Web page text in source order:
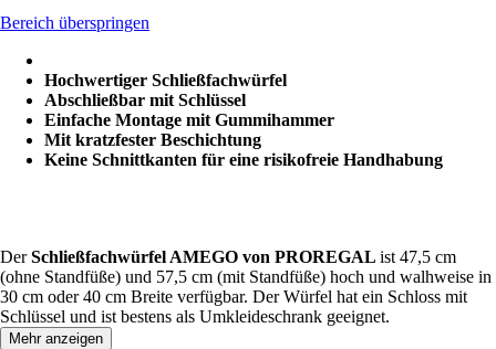
Bereich überspringen
Hochwertiger Schließfachwürfel
Abschließbar mit Schlüssel
Einfache Montage mit Gummihammer
Mit kratzfester Beschichtung
Keine Schnittkanten für eine risikofreie Handhabung
DerSchließfachwürfel AMEGO von PROREGAL ist 47,5 cm
(ohne Standfüße) und 57,5 cm (mit Standfüße) hoch und walhweise in
30 cm oder 40 cm Breite verfügbar. Der Würfel hat ein Schloss mit
Schlüssel und ist bestens als Umkleideschrank geeignet.
Mehr anzeigen